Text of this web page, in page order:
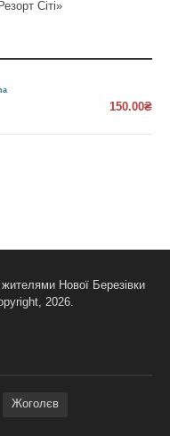
Сіті»
150.00₴
Нової Березівки
2026.
Жоголєв